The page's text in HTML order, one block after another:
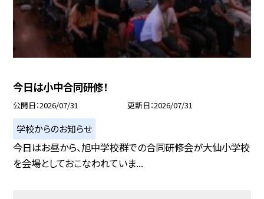
今日は小中合同研修！
公開日 2026/07/31 更新日 2026/07/31
学校からのお知らせ
今日はお昼から、旭中学校群での合同研修会が大仙小学校
を会場としておこなわれていま...